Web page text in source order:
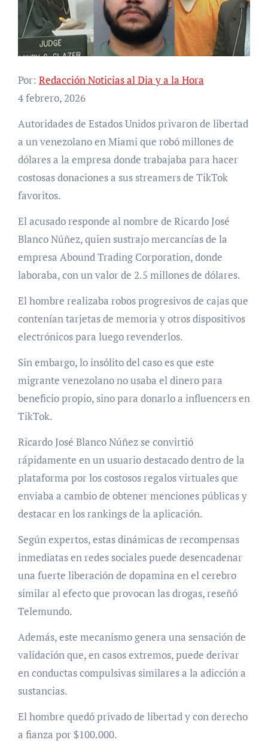
Por: Redacción Noticias al Dia y a la Hora
4 febrero, 2026
Autoridades de Estados Unidos privaron de libertad
a un venezolano en Miami que robó millones de
dólares a la empresa donde trabajaba para hacer
costosas donaciones a sus streamers de TikTok
favoritos.
El acusado responde al nombre de Ricardo José
Blanco Núñez, quien sustrajo mercancías de la
empresa Abound Trading Corporation, donde
laboraba, con un valor de 2.5 millones de dólares.
El hombre realizaba robos progresivos de cajas que
contenían tarjetas de memoria y otros dispositivos
electrónicos para luego revenderlos.
Sin embargo, lo insólito del caso es que este
migrante venezolano no usaba el dinero para
beneficio propio, sino para donarlo a influencers en
TikTok.
Ricardo José Blanco Núñez se convirtió
rápidamente en un usuario destacado dentro de la
plataforma por los costosos regalos virtuales que
enviaba a cambio de obtener menciones públicas y
destacar en los rankings de la aplicación.
Según expertos, estas dinámicas de recompensas
inmediatas en redes sociales puede desencadenar
una fuerte liberación de dopamina en el cerebro
similar al efecto que provocan las drogas, reseñó
Telemundo.
Además, este mecanismo genera una sensación de
validación que, en casos extremos, puede derivar
en conductas compulsivas similares a la adicción a
sustancias.
El hombre quedó privado de libertad y con derecho
a fianza por $100.000.